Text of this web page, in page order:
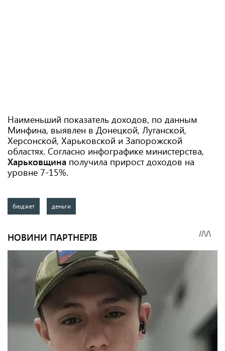
Наименьший показатель доходов, по данным
Минфина, выявлен в Донецкой, Луганской,
Херсонской, Харьковской и Запорожской
областях. Согласно инфографике министерства,
Харьковщина получила прирост доходов на
уровне 7-15%.
бюджет деньги